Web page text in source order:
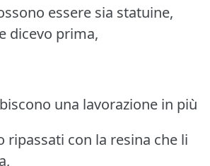
essere sia statuine,
dicevo prima,
una lavorazione in più
ripassati con la resina che li